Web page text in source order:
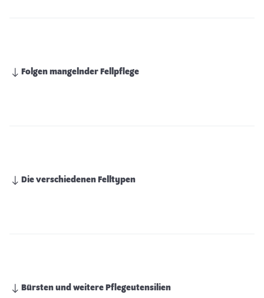
Folgen mangelnder Fellpflege
Die verschiedenen Felltypen
Bürsten und weitere Pflegeutensilien